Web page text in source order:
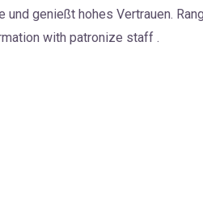
genießt hohes Vertrauen.
with patronize staff .